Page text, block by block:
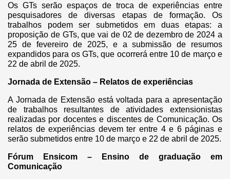
Os GTs serão espaços de troca de experiências entre
pesquisadores de diversas etapas de formação. Os
trabalhos podem ser submetidos em duas etapas: a
proposição de GTs, que vai de 02 de dezembro de 2024 a
25 de fevereiro de 2025, e a submissão de resumos
expandidos para os GTs, que ocorrerá entre 10 de março e
22 de abril de 2025.
Jornada de Extensão – Relatos de experiências
A Jornada de Extensão está voltada para a apresentação
de trabalhos resultantes de atividades extensionistas
realizadas por docentes e discentes de Comunicação. Os
relatos de experiências devem ter entre 4 e 6 páginas e
serão submetidos entre 10 de março e 22 de abril de 2025.
Fórum Ensicom – Ensino de graduação em
Comunicação